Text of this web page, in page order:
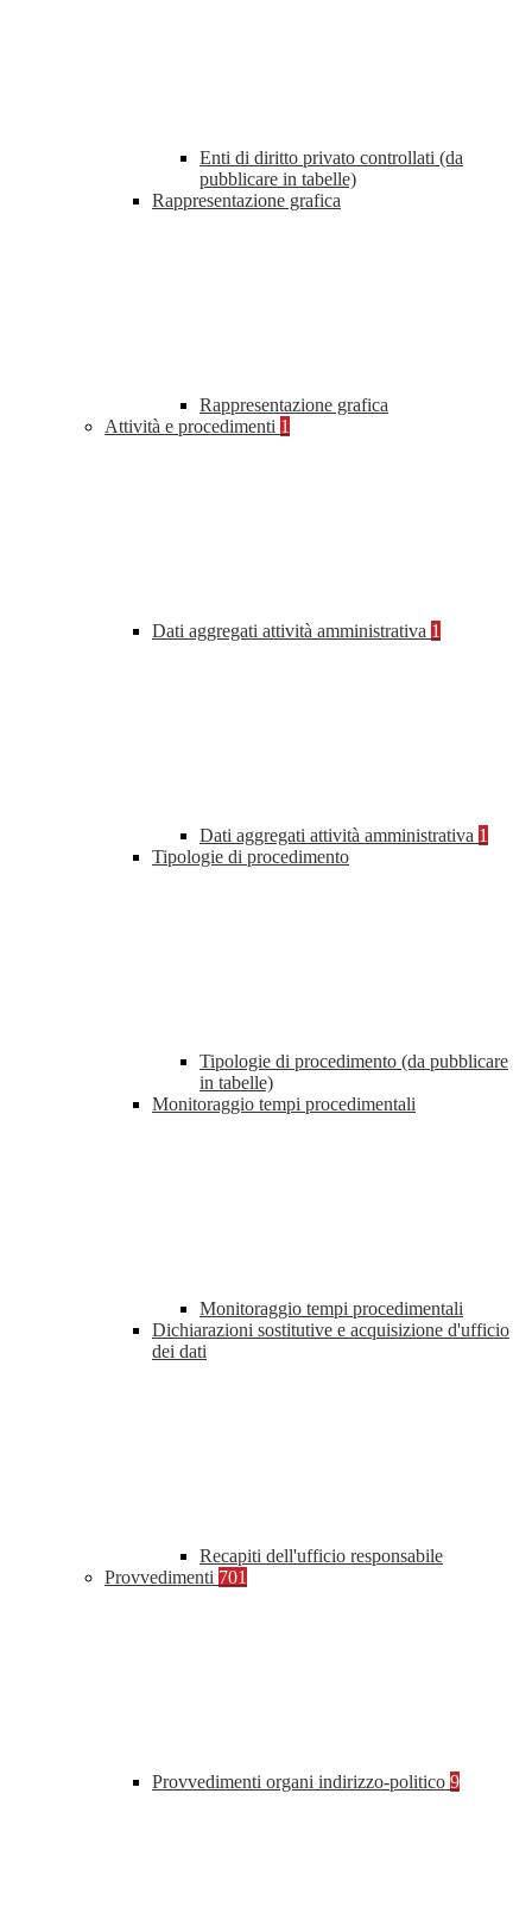
Enti di diritto privato controllati (da
pubblicare in tabelle)
Rappresentazione grafica
Rappresentazione grafica
Attività e procedimenti 1
Dati aggregati attività amministrativa 1
Dati aggregati attività amministrativa 1
Tipologie di procedimento
Tipologie di procedimento (da pubblicare
in tabelle)
Monitoraggio tempi procedimentali
Monitoraggio tempi procedimentali
Dichiarazioni sostitutive e acquisizione d'ufficio
dei dati
Recapiti dell'ufficio responsabile
Provvedimenti 701
Provvedimenti organi indirizzo-politico 9